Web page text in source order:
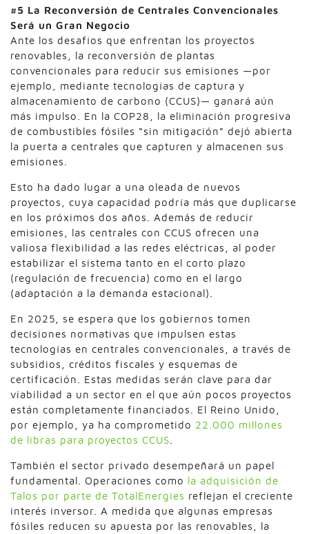
#5 La Reconversión de Centrales Convencionales
Será un Gran Negocio
Ante los desafíos que enfrentan los proyectos
renovables, la reconversión de plantas
convencionales para reducir sus emisiones —por
ejemplo, mediante tecnologías de captura y
almacenamiento de carbono (CCUS)— ganará aún
más impulso. En la COP28, la eliminación progresiva
de combustibles fósiles “sin mitigación” dejó abierta
la puerta a centrales que capturen y almacenen sus
emisiones.
Esto ha dado lugar a una oleada de nuevos
proyectos, cuya capacidad podría más que duplicarse
en los próximos dos años. Además de reducir
emisiones, las centrales con CCUS ofrecen una
valiosa flexibilidad a las redes eléctricas, al poder
estabilizar el sistema tanto en el corto plazo
(regulación de frecuencia) como en el largo
(adaptación a la demanda estacional).
En 2025, se espera que los gobiernos tomen
decisiones normativas que impulsen estas
tecnologías en centrales convencionales, a través de
subsidios, créditos fiscales y esquemas de
certificación. Estas medidas serán clave para dar
viabilidad a un sector en el que aún pocos proyectos
están completamente financiados. El Reino Unido,
por ejemplo, ya ha comprometido 22.000 millones
de libras para proyectos CCUS
También el sector privado desempeñará un papel
fundamental. Operaciones como la adquisición de
Talos por parte de TotalEnergies reflejan el creciente
interés inversor. A medida que algunas empresas
fósiles reducen su apuesta por las renovables, la